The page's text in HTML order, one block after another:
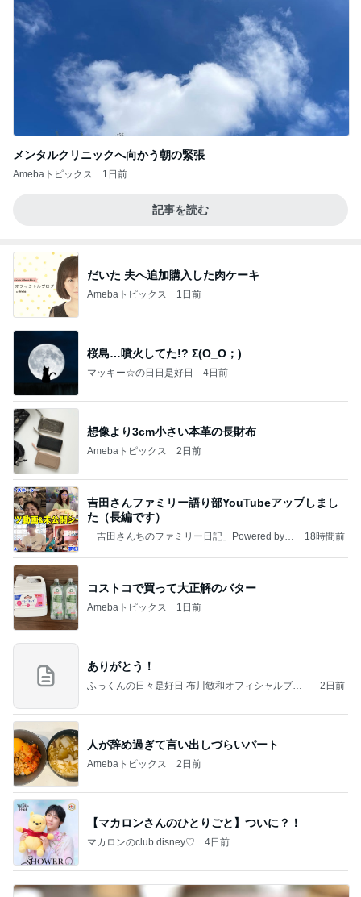
メンタルクリニックへ向かう朝の緊張
Amebaトピックス 1日前
記事を読む
だいた 夫へ追加購入した肉ケーキ
Amebaトピックス 1日前
桜島…噴火してた!? Σ(O_O；)
マッキー☆の日日是好日 4日前
想像より3cm小さい本革の長財布
Amebaトピックス 2日前
吉田さんファミリー語り部YouTubeアップしまし
た（長編です）
「吉田さんちのファミリー日記」Powered by A
18時間前
コストコで買って大正解のバター
Amebaトピックス 1日前
ありがとう！
ふっくんの日々是好日 布川敏和オフィシャルブロ
2日前
人が辞め過ぎて言い出しづらいパート
Amebaトピックス 2日前
【マカロンさんのひとりごと】ついに？！
マカロンのclub disney♡ 4日前